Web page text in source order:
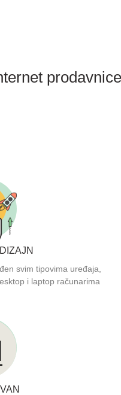
prodavnice
svim tipovima uređaja,
i laptop računarima